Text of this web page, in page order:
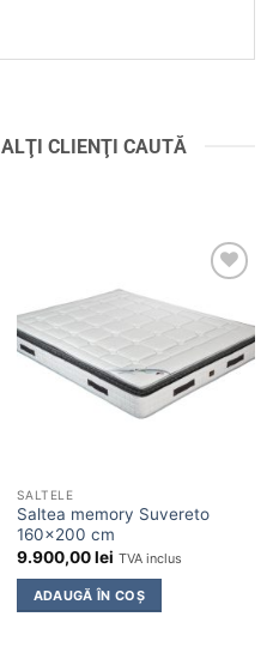
CLIENŢI CAUTĂ
în
SALTELE
Saltea memory Suvereto
160×200 cm
9.900,00lei TVA inclus
ADAUGĂ ÎN COȘ